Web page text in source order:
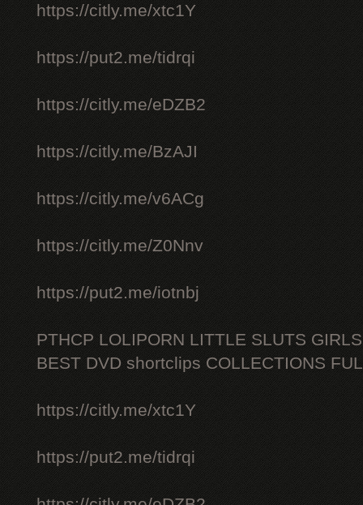
https://citly.me/xtc1Y
https://put2.me/tidrqi
https://citly.me/eDZB2
https://citly.me/BzAJI
https://citly.me/v6ACg
https://citly.me/Z0Nnv
https://put2.me/iotnbj
PTHCP LOLIPORN LITTLE SLUTS
BEST DVD shortclips COLLECTIONS
https://citly.me/xtc1Y
https://put2.me/tidrqi